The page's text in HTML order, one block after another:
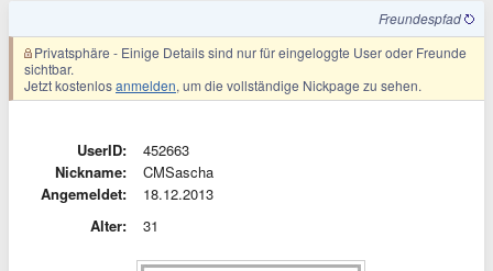
Freundespfad
Privatsphäre - Einige Details sind nur für eingeloggte User oder Freunde
sichtbar.
Jetzt kostenlosanmelden, um die vollständige Nickpage zu sehen.
UserID:
452663
Nickname:
CMSascha
Angemeldet:
18.12.2013
Alter:
31